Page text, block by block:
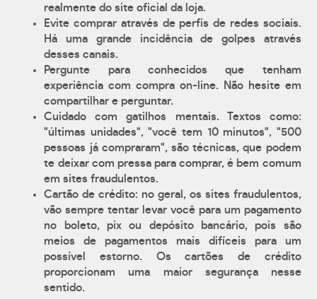
realmente do site oficial da loja.
Evite comprar através de perfis de redes sociais.
Há uma grande incidência de golpes através
desses canais.
Pergunte para conhecidos que tenham
experiência com compra on-line. Não hesite em
compartilhar e perguntar.
Cuidado com gatilhos mentais. Textos como:
"últimas unidades", "você tem 10 minutos", "500
pessoas já compraram", são técnicas, que podem
te deixar com pressa para comprar, é bem comum
em sites fraudulentos.
Cartão de crédito: no geral, os sites fraudulentos,
vão sempre tentar levar você para um pagamento
no boleto, pix ou depósito bancário, pois são
meios de pagamentos mais difíceis para um
possível estorno. Os cartões de crédito
proporcionam uma maior segurança nesse
sentido.